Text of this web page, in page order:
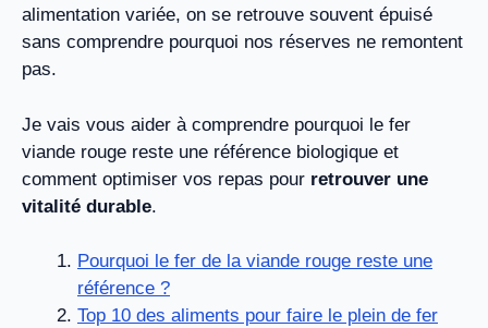
alimentation variée, on se retrouve souvent épuisé
sans comprendre pourquoi nos réserves ne remontent
pas.
Je vais vous aider à comprendre pourquoi le fer
viande rouge reste une référence biologique et
comment optimiser vos repas pour retrouver une
vitalité durable.
Pourquoi le fer de la viande rouge reste une
référence ?
Top 10 des aliments pour faire le plein de fer